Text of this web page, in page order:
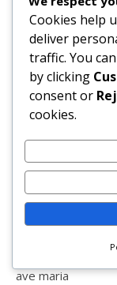
animais
aniversário
anjos
ano novo
aprender
apresentação
aquario
aquashow
armação de pêra
aulas
ave maria
Cookies help
deliver
traffic. You
by clicking
consent or
cookies.